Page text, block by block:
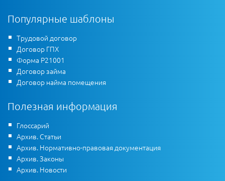
Популярные шаблоны
Трудовой договор
Договор ГПХ
Форма Р21001
Договор займа
Договор найма помещения
Полезная информация
Глоссарий
Архив. Статьи
Архив. Нормативно-правовая документация
Архив. Законы
Архив. Новости